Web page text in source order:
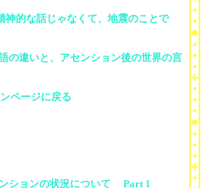
的な話じゃなくて、地震のことで
の違いと、アセンション後の世界の言
ページに戻る
ションの状況について Part 1